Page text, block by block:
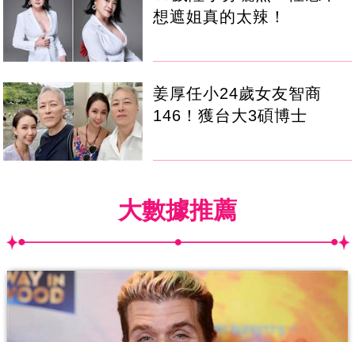
想遮姐真的太辣！
姜厚任小24歲女友智商
146！獲台大3碩博士
大數據推薦